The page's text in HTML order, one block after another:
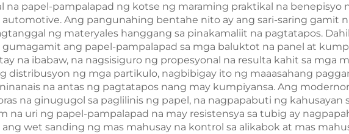
na papel-pampalapad ng kotse ng maraming praktikal na
Ang pangunahing bentahe nito ay ang sari-saring gamit
ng materyales hanggang sa pinakamaliit na pagtatapos.
ang papel-pampalapad sa mga baluktot na panel at
na ibabaw, na nagsisiguro ng propesyonal na resulta kahit sa mga
distribusyon ng mga partikulo, nagbibigay ito ng maaasahang
na antas ng pagtatapos nang may kumpiyansa. Ang
na ginugugol sa paglilinis ng papel, na nagpapabuti ng kahusayan
na uri ng papel-pampalapad na may resistensya sa tubig ay
wet sanding ng mas mahusay na kontrol sa alikabok at mas